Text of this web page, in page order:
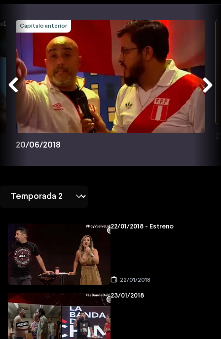
Capítulo anterior
20/06/2018
22/01/2018 - Estreno
22/01/2018
23/01/2018